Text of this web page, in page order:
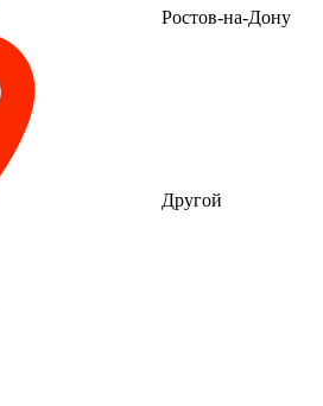
Ростов-на-Дону
Другой